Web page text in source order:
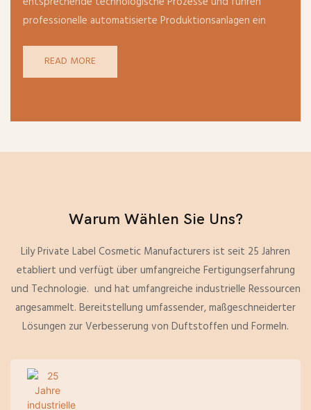
professionelle automatisierte Produktionsanlagen ein
READ MORE
Warum Wählen Sie Uns?
Lily Private Label Cosmetic Manufacturers ist seit 25 Jahren
etabliert und verfügt über umfangreiche Fertigungserfahrung
und Technologie. und hat umfangreiche industrielle Ressourcen
angesammelt. Bereitstellung umfassender, maßgeschneiderter
Lösungen zur Verbesserung von Duftstoffen und Formeln.